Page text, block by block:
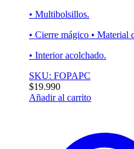
• Multibolsillos.
• Cierre mágico • Material
• Interior acolchado.
SKU: FOPAPC
$19.990
Añadir al carrito